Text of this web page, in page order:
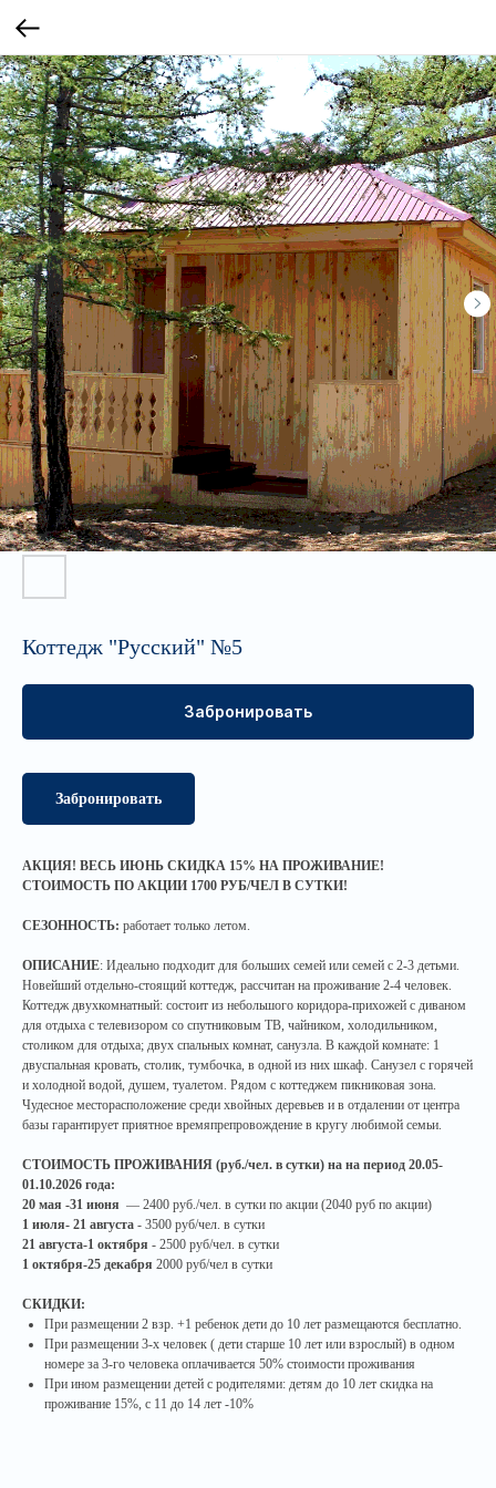
Коттедж "Русский" №5
Забронировать
Забронировать
АКЦИЯ! ВЕСЬ ИЮНЬ СКИДКА 15% НА ПРОЖИВАНИЕ!
СТОИМОСТЬ ПО АКЦИИ 1700 РУБ/ЧЕЛ В СУТКИ!
СЕЗОННОСТЬ: работает только летом.
ОПИСАНИЕ: Идеально подходит для больших семей или семей с 2-3 детьми.
Новейший отдельно-стоящий коттедж, рассчитан на проживание 2-4 человек.
Коттедж двухкомнатный: состоит из небольшого коридора-прихожей с диваном
для отдыха с телевизором со спутниковым ТВ, чайником, холодильником,
столиком для отдыха; двух спальных комнат, санузла. В каждой комнате: 1
двуспальная кровать, столик, тумбочка, в одной из них шкаф. Санузел с горячей
и холодной водой, душем, туалетом. Рядом с коттеджем пикниковая зона.
Чудесное месторасположение среди хвойных деревьев и в отдалении от центра
базы гарантирует приятное времяпрепровождение в кругу любимой семьи.
СТОИМОСТЬ ПРОЖИВАНИЯ (руб./чел. в сутки) на на период 20.05-
01.10.2026 года:
20 мая -31 июня — 2400 руб./чел. в сутки по акции (2040 руб по акции)
1 июля- 21 августа - 3500 руб/чел. в сутки
21 августа-1 октября - 2500 руб/чел. в сутки
1 октября-25 декабря 2000 руб/чел в сутки
СКИДКИ:
При размещении 2 взр. +1 ребенок дети до 10 лет размещаются бесплатно.
При размещении 3-х человек ( дети старше 10 лет или взрослый) в одном
номере за 3-го человека оплачивается 50% стоимости проживания
При ином размещении детей с родителями: детям до 10 лет скидка на
проживание 15%, с 11 до 14 лет -10%